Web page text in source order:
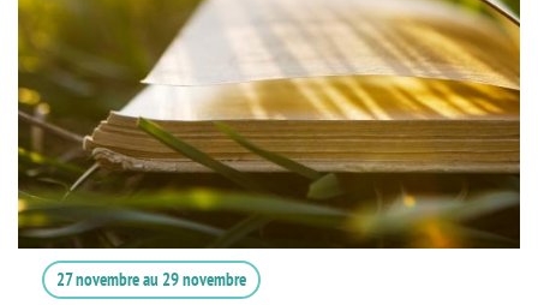
27 novembreau 29 novembre